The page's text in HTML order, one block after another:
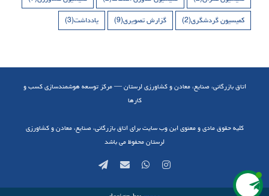
کمیسیون گردشگری(2) گزارش تصویری(9) یادداشت(3)
اتاق بازرگانی، صنایع، معادن و کشاورزی لرستان — مرکز توسعه هوشمندسازی کسب و
کارها
کلیه حقوق مادی و معنوی این وب سایت برای اتاق بازرگانی، صنایع، معادن و کشاورزی
لرستان محفوظ می باشد
Instagram
WhatsApp
Email
Telegram